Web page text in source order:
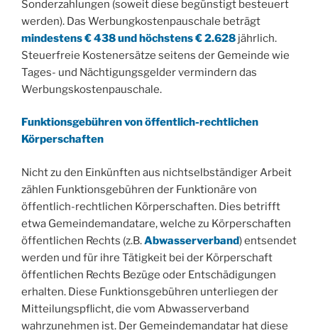
Sonderzahlungen (soweit diese begünstigt besteuert
werden). Das Werbungkostenpauschale beträgt
mindestens € 438 und höchstens € 2.628 jährlich.
Steuerfreie Kostenersätze seitens der Gemeinde wie
Tages- und Nächtigungsgelder vermindern das
Werbungskostenpauschale.
Funktionsgebühren von öffentlich-rechtlichen
Körperschaften
Nicht zu den Einkünften aus nichtselbständiger Arbeit
zählen Funktionsgebühren der Funktionäre von
öffentlich-rechtlichen Körperschaften. Dies betrifft
etwa Gemeindemandatare, welche zu Körperschaften
öffentlichen Rechts (z.B.Abwasserverband) entsendet
werden und für ihre Tätigkeit bei der Körperschaft
öffentlichen Rechts Bezüge oder Entschädigungen
erhalten. Diese Funktionsgebühren unterliegen der
Mitteilungspflicht, die vom Abwasserverband
wahrzunehmen ist. Der Gemeindemandatar hat diese